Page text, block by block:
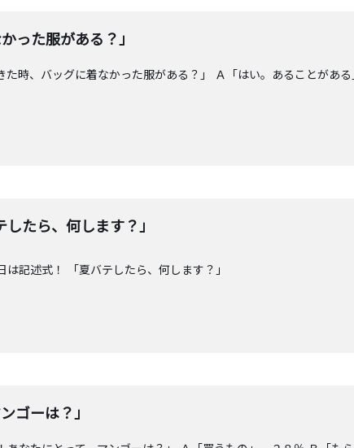
った服がある？」
た時、バッグに着なかった服がある？」 Ａ「はい。あることが
たら、何します？」
記述式！ 「夏バテしたら、何します？」
ゴーは？」